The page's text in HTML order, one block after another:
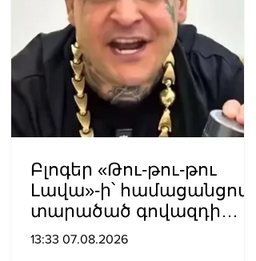
գործողությունների նոր
խայտառակ հանգրվանն
է. Լուսավոր Հայաստան
Բլոգեր «Թու-թու-թու
Լավա»-ի՝ համացանցով
տարածած գովազդի
կեղծ լինելու մասին
13:33 07.08.2026